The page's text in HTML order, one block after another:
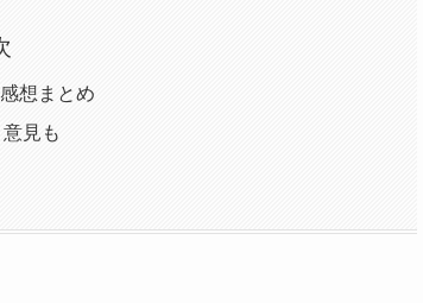
想まとめ
見も